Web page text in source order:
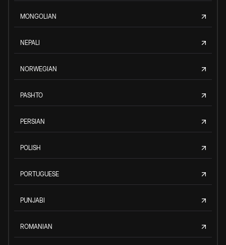
MONGOLIAN
NEPALI
NORWEGIAN
PASHTO
PERSIAN
POLISH
PORTUGUESE
PUNJABI
ROMANIAN